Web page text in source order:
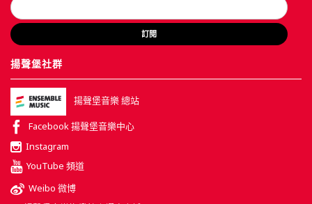
訂閱
揚聲堡社群
揚聲堡音樂 總站
Facebook 揚聲堡音樂中心
Instagram
YouTube 頻道
Weibo 微博